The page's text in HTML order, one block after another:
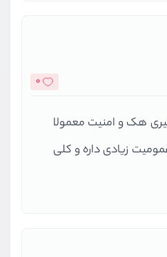
0
هک و امنیت معمولا
زیادی داره و کلی